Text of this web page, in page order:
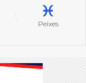
Peixes